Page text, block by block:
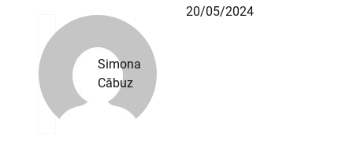
Simona
Căbuz
20/05/2024